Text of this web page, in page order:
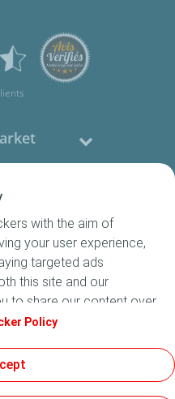
de Vente
with the aim of
your user experience,
targeted ads
this site and our
to share our content over
French legislation,
settings at any time
button. By clicking
Policy